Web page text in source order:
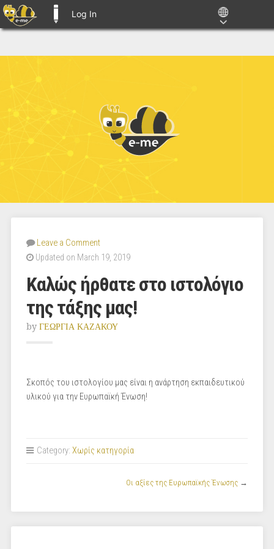
Log In
Leave a Comment
Updated on March 19, 2019
Καλώς ήρθατε στο ιστολόγιο
της τάξης μας!
by ΓΕΩΡΓΙΑ ΚΑΖΑΚΟΥ
Σκοπός του ιστολογίου μας είναι η ανάρτηση εκπαιδευτικού
υλικού για την Ευρωπαϊκή Ένωση!
Category: Χωρίς κατηγορία
Οι αξίες της Ευρωπαϊκής Ένωσης →